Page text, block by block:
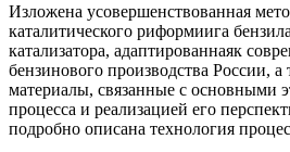
Изложена усовершенствованная
каталитического риформиига
катализатора, адаптированнаяк
бензинового производства России,
материалы, связанные с основными
процесса и реализацией его
подробно описана технология